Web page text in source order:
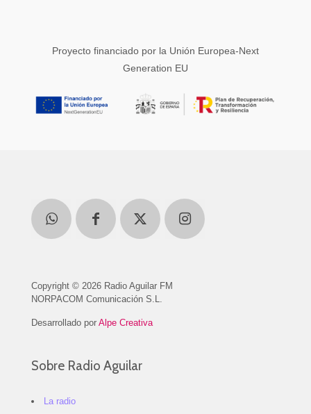
Proyecto financiado por la Unión Europea-Next
Generation EU
Copyright © 2026 Radio Aguilar FM
NORPACOM Comunicación S.L.
Desarrollado por Alpe Creativa
Sobre Radio Aguilar
La radio